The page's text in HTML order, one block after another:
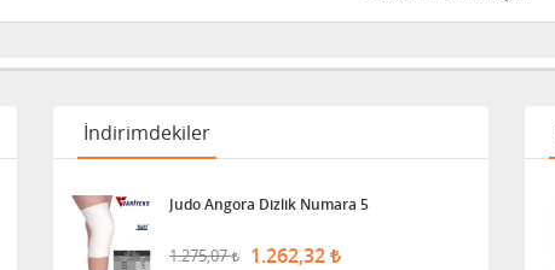
İndirimdekiler
Judo Angora Dizlik Numara 5
1.275,07 1.262,32